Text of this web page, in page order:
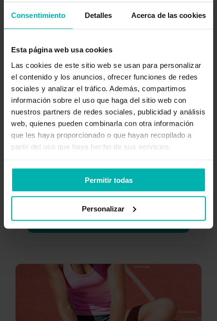
Consentimiento Detalles Acerca de las cookies
Esta página web usa cookies
Las cookies de este sitio web se usan para personalizar
el contenido y los anuncios, ofrecer funciones de redes
sociales y analizar el tráfico. Además, compartimos
información sobre el uso que haga del sitio web con
nuestros partners de redes sociales, publicidad y análisis
web, quienes pueden combinarla con otra información
que les haya proporcionado o que hayan recopilado a
partir del uso que haya hecho de sus servicios.
Permitir todas
Personalizar
Obtén
Exakt
Health
Descargar ahora